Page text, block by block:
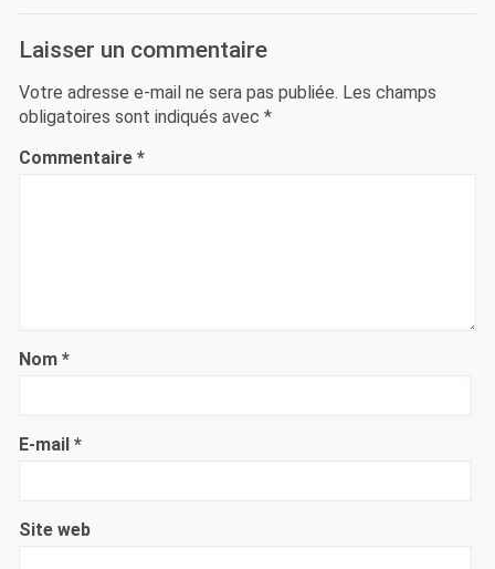
Laisser un commentaire
Votre adresse e-mail ne sera pas publiée. Les champs
obligatoires sont indiqués avec *
Commentaire *
Nom *
E-mail *
Site web